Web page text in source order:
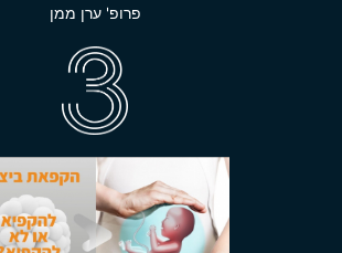
פרופ' ערן ממן